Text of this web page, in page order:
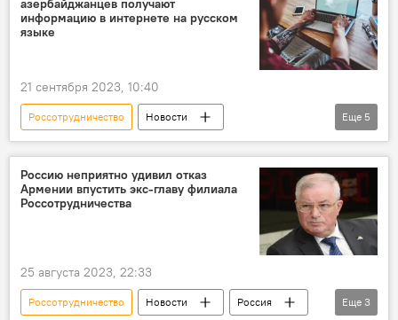
молодежная программа "Новое поколение"
информацию в интернете на русском
языке
21 сентября 2023, 10:40
Россотрудничество
Новости
Азербайджан
Каспий
Евгений Примаков
Еще 5
Россию неприятно удивил отказ
Армении впустить экс-главу филиала
Россотрудничества
25 августа 2023, 22:33
Россотрудничество Новости
Россия
Еще 3